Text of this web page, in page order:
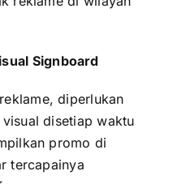
Signboard
diperlukan
disetiap waktu
promo di
tercapainya